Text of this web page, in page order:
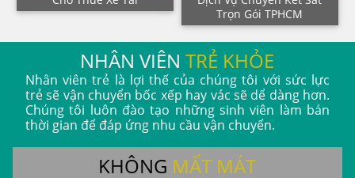
Trọn Gói TPHCM
NHÂN VIÊN TRẺ KHỎE
Nhân viên trẻ là lợi thế của chúng tôi với sức lực
trẻ sẽ vận chuyển bốc xếp hay vác sẽ dể dàng hơn.
Chúng tôi luôn đào tạo những sinh viên làm bán
thời gian để đáp ứng nhu cầu vận chuyển.
KHÔNG MẤT MÁT